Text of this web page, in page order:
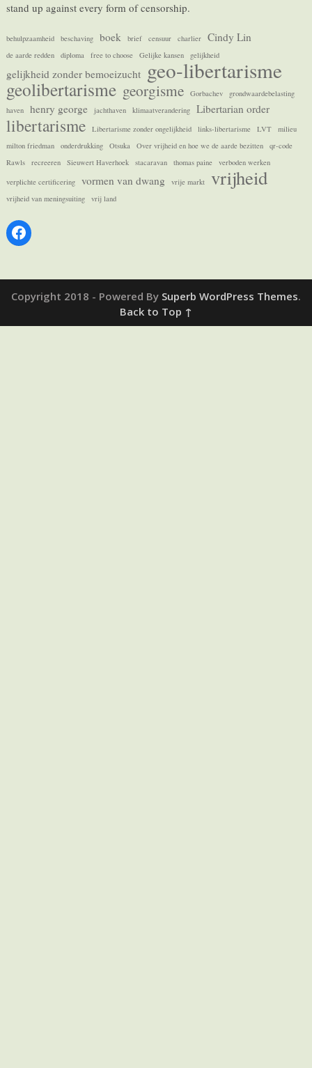
stand up against every form of censorship.
behulpzaamheid beschaving boek brief censuur charlier Cindy Lin
de aarde redden diploma free to choose Gelijke kansen gelijkheid
gelijkheid zonder bemoeizucht geo-libertarisme
geolibertarisme georgisme Gorbachev
grondwaardebelasting
haven
henry george jachthaven klimaatverandering Libertarian order
libertarisme Libertarisme zonder ongelijkheid links-libertarisme LVT
milieu
milton friedman
onderdrukking Otsuka Over vrijheid en hoe we de aarde bezitten
qr-code
Rawls
recreeren Sieuwert Haverhoek stacaravan thomas paine
verboden werken
verplichte certificering
vormen van dwang vrije markt vrijheid
vrijheid van meningsuiting vrij land
Facebook
Copyright 2018 - Powered By Superb WordPress Themes.
Back to Top ↑